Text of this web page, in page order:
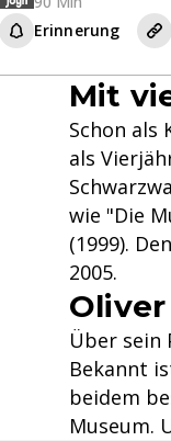
Erinnerung
Mit
Schon als
als
wie "Die
(1999).
2005.
Über sein
Bekannt
beidem
Museum.